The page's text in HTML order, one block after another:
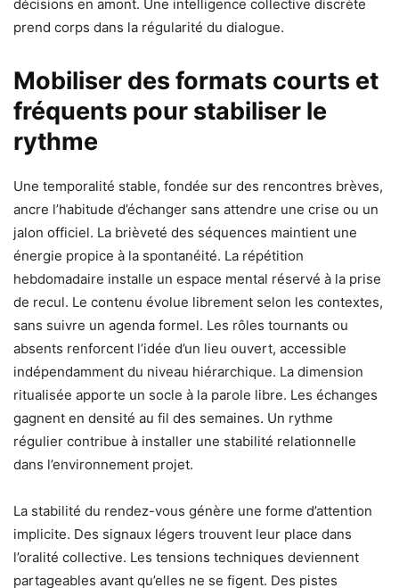
décisions en amont. Une intelligence collective discrète
prend corps dans la régularité du dialogue.
Mobiliser des formats courts et
fréquents pour stabiliser le
rythme
Une temporalité stable, fondée sur des rencontres brèves,
ancre l’habitude d’échanger sans attendre une crise ou un
jalon officiel. La brièveté des séquences maintient une
énergie propice à la spontanéité. La répétition
hebdomadaire installe un espace mental réservé à la prise
de recul. Le contenu évolue librement selon les contextes,
sans suivre un agenda formel. Les rôles tournants ou
absents renforcent l’idée d’un lieu ouvert, accessible
indépendamment du niveau hiérarchique. La dimension
ritualisée apporte un socle à la parole libre. Les échanges
gagnent en densité au fil des semaines. Un rythme
régulier contribue à installer une stabilité relationnelle
dans l’environnement projet.
La stabilité du rendez-vous génère une forme d’attention
implicite. Des signaux légers trouvent leur place dans
l’oralité collective. Les tensions techniques deviennent
partageables avant qu’elles ne se figent. Des pistes